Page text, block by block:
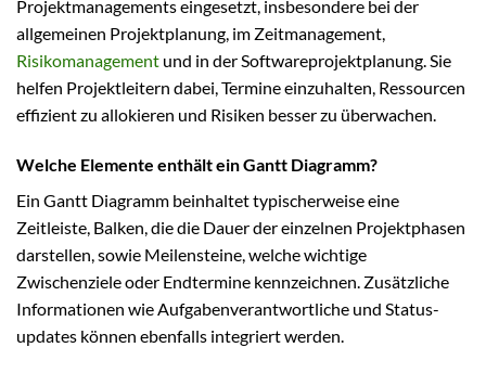
Projektmanagements eingesetzt, insbesondere bei der
allgemeinen Projektplanung, im Zeitmanagement,
Risikomanagement und in der Softwareprojektplanung. Sie
helfen Projektleitern dabei, Termine einzuhalten, Ressourcen
effizient zu allokieren und Risiken besser zu überwachen.
Welche Elemente enthält ein Gantt Diagramm?
Ein Gantt Diagramm beinhaltet typischerweise eine
Zeitleiste, Balken, die die Dauer der einzelnen Projektphasen
darstellen, sowie Meilensteine, welche wichtige
Zwischenziele oder Endtermine kennzeichnen. Zusätzliche
Informationen wie Aufgabenverantwortliche und Status-
updates können ebenfalls integriert werden.